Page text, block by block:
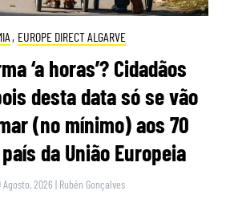
, EUROPE DIRECT ALGARVE
‘a horas’? Cidadãos
desta data só se vão
(no mínimo) aos 70
da União Europeia
Agosto, 2026 | Rubén Gonçalves